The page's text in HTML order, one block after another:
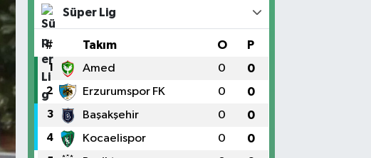
Süper Lig
# Takım O P
1 Amed 0 0
2 Erzurumspor FK 0 0
3 Başakşehir 0 0
4 Kocaelispor 0 0